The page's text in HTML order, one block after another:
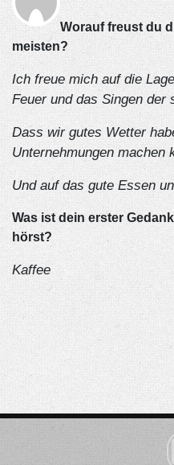
Worauf freust du
meisten?
Ich freue mich auf die
Feuer und das Singen der
Dass wir gutes Wetter
Unternehmungen machen
Und auf das gute Essen
Was ist dein erster
hörst?
Kaffee